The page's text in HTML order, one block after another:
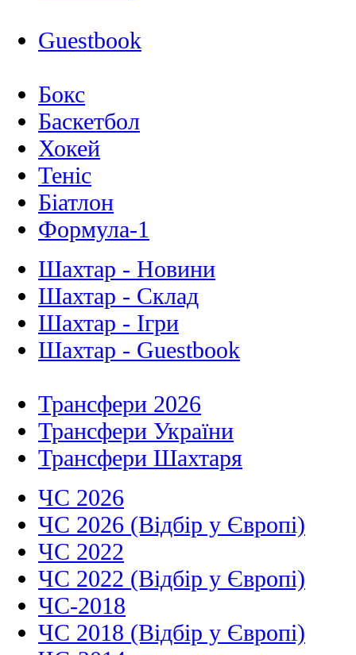
Guestbook
Бокс
Баскетбол
Хокей
Теніс
Біатлон
Формула-1
Шахтар - Новини
Шахтар - Склад
Шахтар - Ігри
Шахтар - Guestbook
Трансфери 2026
Трансфери України
Трансфери Шахтаря
ЧС 2026
ЧС 2026 (Відбір у Європі)
ЧС 2022
ЧС 2022 (Відбір у Європі)
ЧС-2018
ЧС 2018 (Відбір у Європі)